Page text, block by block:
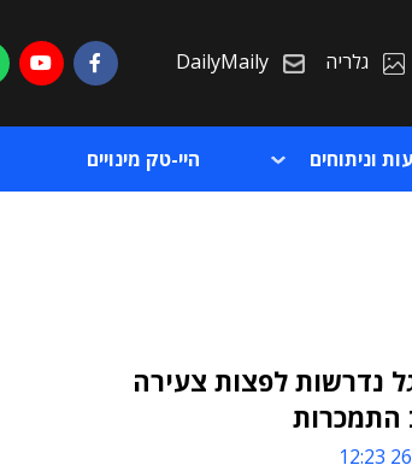
גלריה DailyMaily
וניתוחים היי-טק מינויים
נדרשות לפצות צעירה
התמכרות